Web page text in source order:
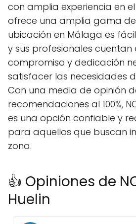
con amplia experiencia en
ofrece una amplia gama de
ubicación en Málaga es
y sus profesionales cuentan
compromiso y dedicación
satisfacer las necesidades
Con una media de opinión
recomendaciones al 100%,
es una opción confiable y
para aquellos que buscan
zona.
👍 Opiniones de
Huelin